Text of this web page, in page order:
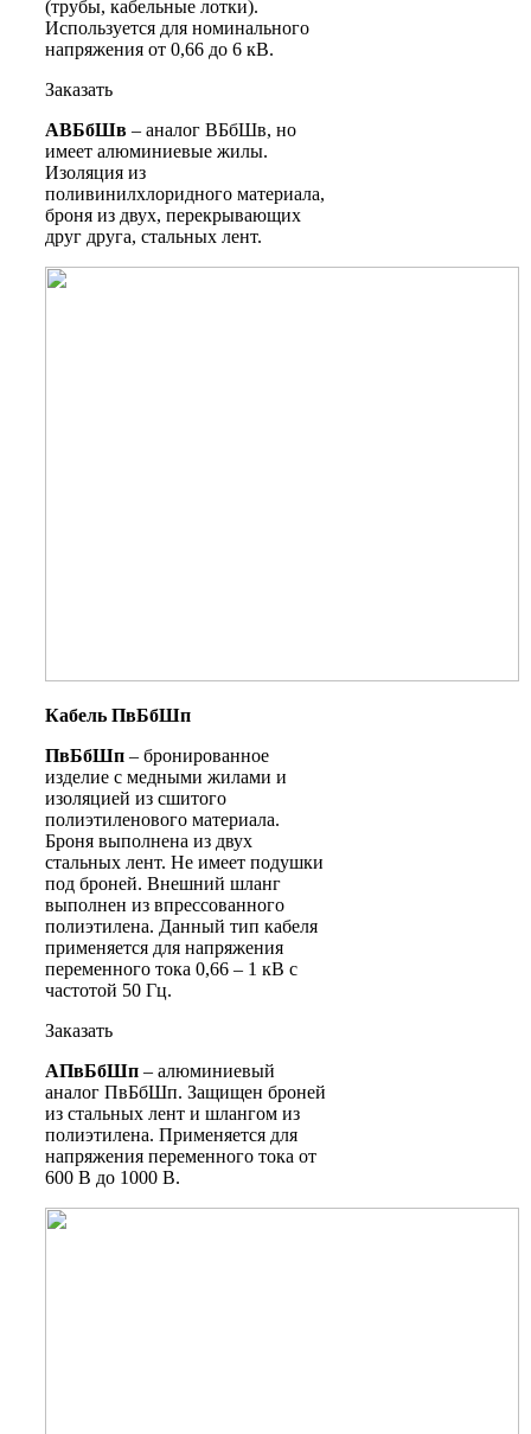
(трубы, кабельные лотки).
Используется для номинального
напряжения от 0,66 до 6 кВ.
Заказать
АВБбШв – аналог ВБбШв, но
имеет алюминиевые жилы.
Изоляция из
поливинилхлоридного материала,
броня из двух, перекрывающих
друг друга, стальных лент.
Кабель ПвБбШп
ПвБбШп – бронированное
изделие с медными жилами и
изоляцией из сшитого
полиэтиленового материала.
Броня выполнена из двух
стальных лент. Не имеет подушки
под броней. Внешний шланг
выполнен из впрессованного
полиэтилена. Данный тип кабеля
применяется для напряжения
переменного тока 0,66 – 1 кВ с
частотой 50 Гц.
Заказать
АПвБбШп – алюминиевый
аналог ПвБбШп. Защищен броней
из стальных лент и шлангом из
полиэтилена. Применяется для
напряжения переменного тока от
600 В до 1000 В.